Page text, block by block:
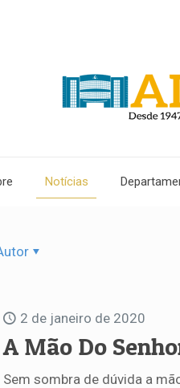
Notícias
2 de janeiro de 2020
A Mão Do
Sem sombra de dúvida a